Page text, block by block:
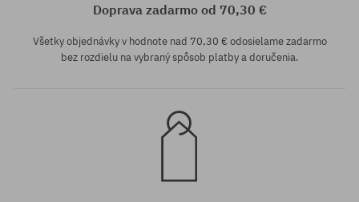
Doprava zadarmo od 70,30 €
Všetky objednávky v hodnote nad 70,30 € odosielame zadarmo
bez rozdielu na vybraný spôsob platby a doručenia.